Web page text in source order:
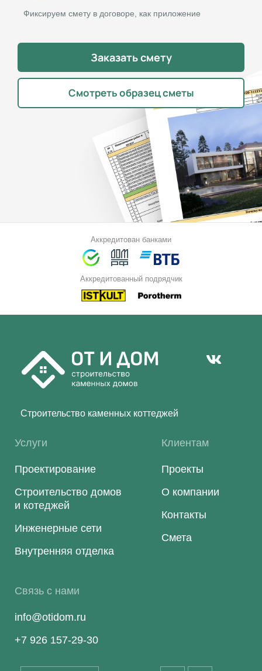
Фиксируем смету в договоре, как приложение
Заказать смету
Смотреть образец сметы
Аккредитован банками
Аккредитованный подрядчик
Строительство каменных коттеджей
Услуги
Проектирование
Строительство домов
и котеджей
Инженерные сети
Внутренняя отделка
Клиентам
Проекты
О компании
Контакты
Смета
Связь с нами
info@otidom.ru
+7 926 157-29-30